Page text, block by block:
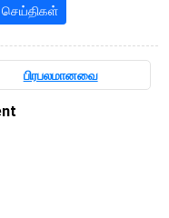
பிரபலமானவை